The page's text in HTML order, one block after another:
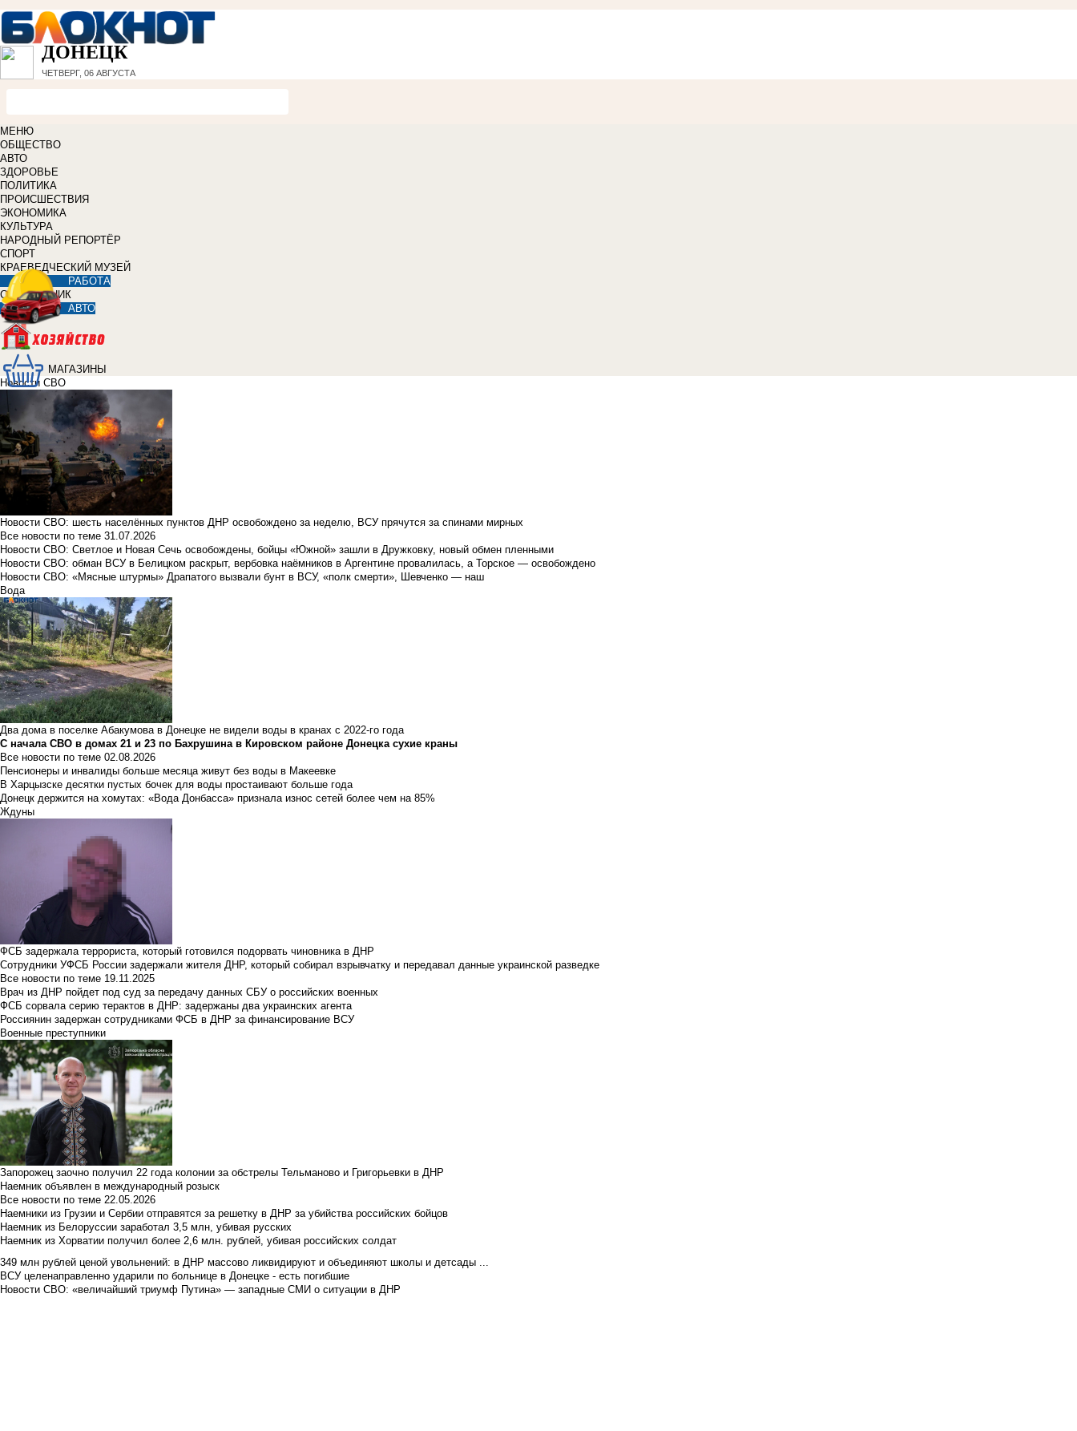
ДОНЕЦК
ЧЕТВЕРГ, 06 АВГУСТА
МЕНЮ
ОБЩЕСТВО
АВТО
ЗДОРОВЬЕ
ПОЛИТИКА
ПРОИСШЕСТВИЯ
ЭКОНОМИКА
КУЛЬТУРА
НАРОДНЫЙ РЕПОРТЁР
СПОРТ
КРАЕВЕДЧЕСКИЙ МУЗЕЙ
РАБОТА
СПРАВОЧНИК
АВТО
МАГАЗИНЫ
Новости СВО
Новости СВО: шесть населённых пунктов ДНР освобождено за неделю, ВСУ прячутся за спинами мирных
Все новости по теме 31.07.2026
Новости СВО: Светлое и Новая Сечь освобождены, бойцы «Южной» зашли в Дружковку, новый обмен пленными
Новости СВО: обман ВСУ в Белицком раскрыт, вербовка наёмников в Аргентине провалилась, а Торское — освобождено
Новости СВО: «Мясные штурмы» Драпатого вызвали бунт в ВСУ, «полк смерти», Шевченко — наш
Вода
Два дома в поселке Абакумова в Донецке не видели воды в кранах с 2022-го года
С начала СВО в домах 21 и 23 по Бахрушина в Кировском районе Донецка сухие краны
Все новости по теме 02.08.2026
Пенсионеры и инвалиды больше месяца живут без воды в Макеевке
В Харцызске десятки пустых бочек для воды простаивают больше года
Донецк держится на хомутах: «Вода Донбасса» признала износ сетей более чем на 85%
Ждуны
ФСБ задержала террориста, который готовился подорвать чиновника в ДНР
Сотрудники УФСБ России задержали жителя ДНР, который собирал взрывчатку и передавал данные украинской разведке
Все новости по теме 19.11.2025
Врач из ДНР пойдет под суд за передачу данных СБУ о российских военных
ФСБ сорвала серию терактов в ДНР: задержаны два украинских агента
Россиянин задержан сотрудниками ФСБ в ДНР за финансирование ВСУ
Военные преступники
Запорожец заочно получил 22 года колонии за обстрелы Тельманово и Григорьевки в ДНР
Наемник объявлен в международный розыск
Все новости по теме 22.05.2026
Наемники из Грузии и Сербии отправятся за решетку в ДНР за убийства российских бойцов
Наемник из Белоруссии заработал 3,5 млн, убивая русских
Наемник из Хорватии получил более 2,6 млн. рублей, убивая российских солдат
349 млн рублей ценой увольнений: в ДНР массово ликвидируют и объединяют школы и детсады ...
ВСУ целенаправленно ударили по больнице в Донецке - есть погибшие
Новости СВО: «величайший триумф Путина» — западные СМИ о ситуации в ДНР